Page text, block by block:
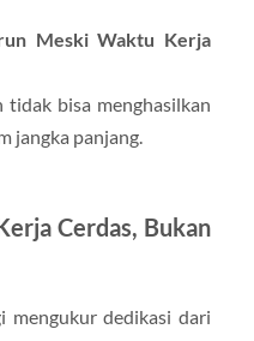
Meski Waktu Kerja
tidak bisa menghasilkan
jangka panjang.
Cerdas, Bukan
mengukur dedikasi dari